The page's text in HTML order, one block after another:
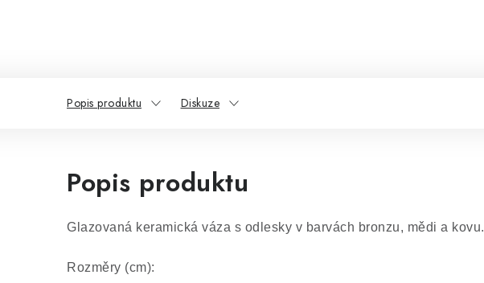
Popis produktu Diskuze
Popis produktu
Glazovaná keramická váza s odlesky v barvách bronzu, mědi a kovu.
Rozměry (cm):